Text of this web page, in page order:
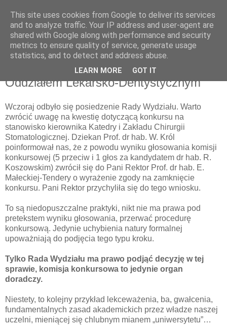
pluskiewicz.blogspot.com
piątek, 11 lutego 2011
Z życia Wydziału Lekarskiego z
Oddziałem Lekarsko-Dentystycznym
Wczoraj odbyło się posiedzenie Rady Wydziału. Warto
zwrócić uwagę na kwestię dotyczącą konkursu na
stanowisko kierownika Katedry i Zakładu Chirurgii
Stomatologicznej. Dziekan Prof. dr hab. W. Król
poinformował nas, że z powodu wyniku głosowania komisji
konkursowej (5 przeciw i 1 głos za kandydatem dr hab. R.
Koszowskim) zwrócił się do Pani Rektor Prof. dr hab. E.
Małeckiej-Tendery o wyrażenie zgody na zamknięcie
konkursu. Pani Rektor przychyliła się do tego wniosku.
To są niedopuszczalne praktyki, nikt nie ma prawa pod
pretekstem wyniku głosowania, przerwać procedurę
konkursową. Jedynie uchybienia natury formalnej
upoważniają do podjęcia tego typu kroku.
Tylko Rada Wydziału ma prawo podjąć decyzję w tej
sprawie, komisja konkursowa to jedynie organ
doradczy.
Niestety, to kolejny przykład lekceważenia, ba, gwałcenia,
fundamentalnych zasad akademickich przez władze naszej
uczelni, mieniącej się chlubnym mianem „uniwersytetu”…
This site uses cookies from Google to deliver its services
and to analyze traffic. Your IP address and user-agent are
shared with Google along with performance and security
metrics to ensure quality of service, generate usage
statistics, and to detect and address abuse.
LEARN MORE GOT IT